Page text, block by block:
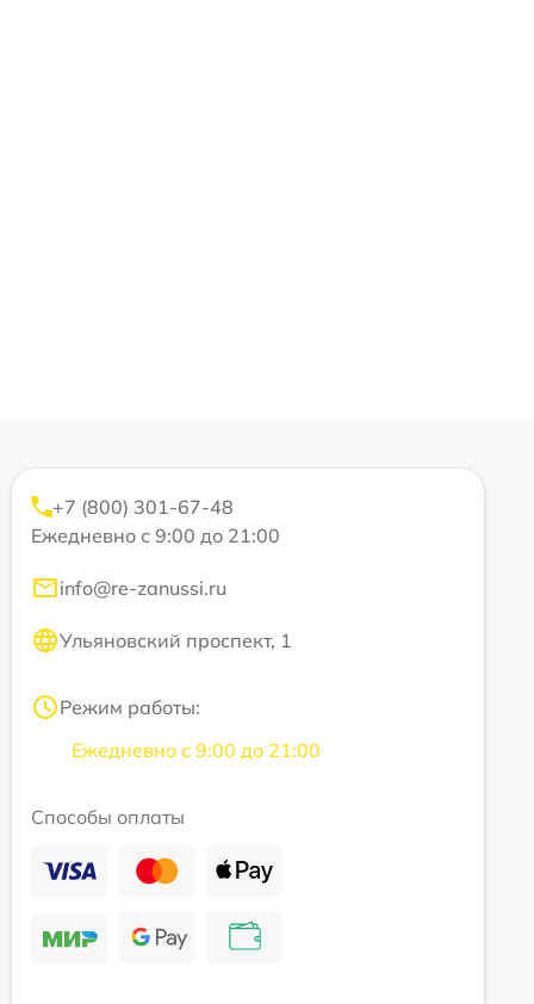
+7 (800) 301-67-48
Ежедневно с 9:00 до 21:00
info@re-zanussi.ru
Ульяновский проспект, 1
Режим работы:
Ежедневно с 9:00 до 21:00
Способы оплаты